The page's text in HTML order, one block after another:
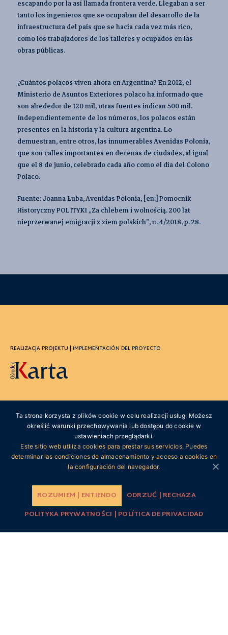
escapando por la así llamada frontera verde. Llegaban a ser
tanto los ingenieros que se ocupaban del desarrollo de la
infraestructura del país que se hacía cada vez más rico,
como los trabajadores de los talleres y ocupados en las
obras públicas.
¿Cuántos polacos viven ahora en Argentina? En 2012, el
Ministerio de Asuntos Exteriores polaco ha informado que
son alrededor de 120 mil, otras fuentes indican 500 mil.
Independientemente de los números, los polacos están
presentes en la historia y la cultura argentina. Lo
demuestran, entre otros, las innumerables Avenidas Polonia,
que son calles importantes en decenas de ciudades, al igual
que el 8 de junio, celebrado cada año como el día del Colono
Polaco.
Fuente: Joanna Łuba, Avenidas Polonia, [en:] Pomocnik
Historyczny POLITYKI „Za chlebem i wolnością. 200 lat
nieprzerwanej emigracji z ziem polskich”, n. 4/2018, p. 28.
REALIZACJA PROJEKTU | IMPLEMENTACIÓN DEL PROYECTO
PATRONAT |PATROCINIO
Ta strona korzysta z plików cookie w celu realizacji usług. Możesz
określić warunki przechowywania lub dostępu do cookie w
ustawieniach przeglądarki.
Este sitio web utiliza cookies para prestar sus servicios. Puedes
determinar las condiciones de almacenamiento y acceso a cookies en
la configuración del navegador.
ROZUMIEM | ENTIENDO
ODRZUĆ | RECHAZA
POLITYKA PRYWATNOŚCI | POLÍTICA DE PRIVACIDAD